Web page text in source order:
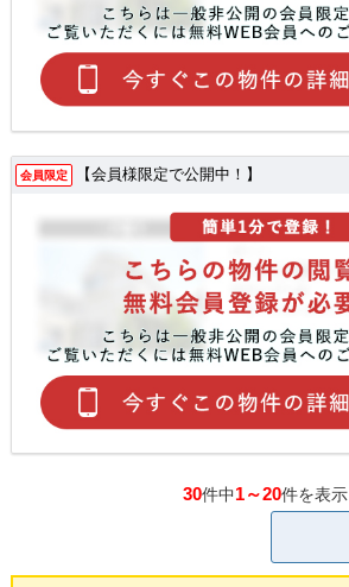
会員限定 【会員様限定で公開中！】
30件中1～20件を表示